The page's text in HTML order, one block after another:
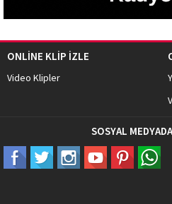
ONLİNE KLİP İZLE
Video Klipler
SOSYAL